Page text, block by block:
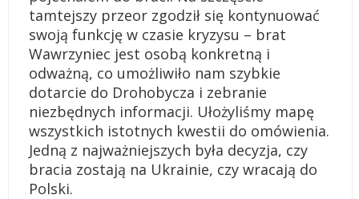
tamtejszy przeor zgodził się kontynuować
swoją funkcję w czasie kryzysu – brat
Wawrzyniec jest osobą konkretną i
odważną, co umożliwiło nam szybkie
dotarcie do Drohobycza i zebranie
niezbędnych informacji. Ułożyliśmy mapę
wszystkich istotnych kwestii do omówienia.
Jedną z najważniejszych była decyzja, czy
bracia zostają na Ukrainie, czy wracają do
Polski.